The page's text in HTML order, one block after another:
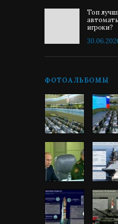
Топ
игроки?
ФОТОАЛЬБОМЫ